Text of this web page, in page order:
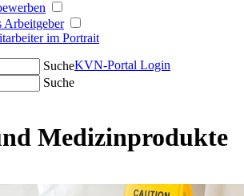
im Portrait
SucheKVN-Portal Login
Suche
Medizinprodukte